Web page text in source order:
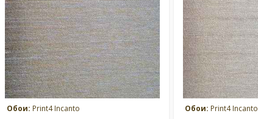
Обои: Print4 Incanto Обои: Print4 Incanto